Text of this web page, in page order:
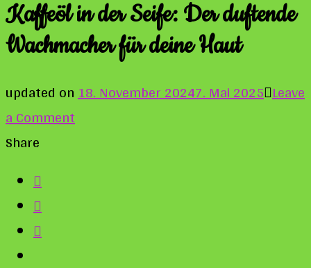
Kaffeöl in der Seife: Der duftende
Wachmacher für deine Haut
updated on18. November 20247. Mai 2025 Leave
a Commenton
Share